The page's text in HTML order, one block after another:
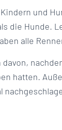
und
die Hunde.
alle
hatten.